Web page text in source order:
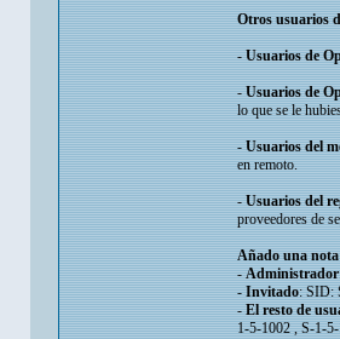
Otros usuarios
-Usuarios de
-Usuarios de
lo que se le
-Usuarios del
en remoto.
-Usuarios del
proveedores de
Añado una
-Administrador
-Invitado: SID:
-El resto de
1-5-1002 , S-1-5-